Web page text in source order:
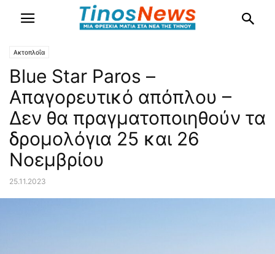
Ακτοπλοΐα
Blue Star Paros –
Απαγορευτικό απόπλου –
Δεν θα πραγματοποιηθούν τα
δρομολόγια 25 και 26
Νοεμβρίου
25.11.2023